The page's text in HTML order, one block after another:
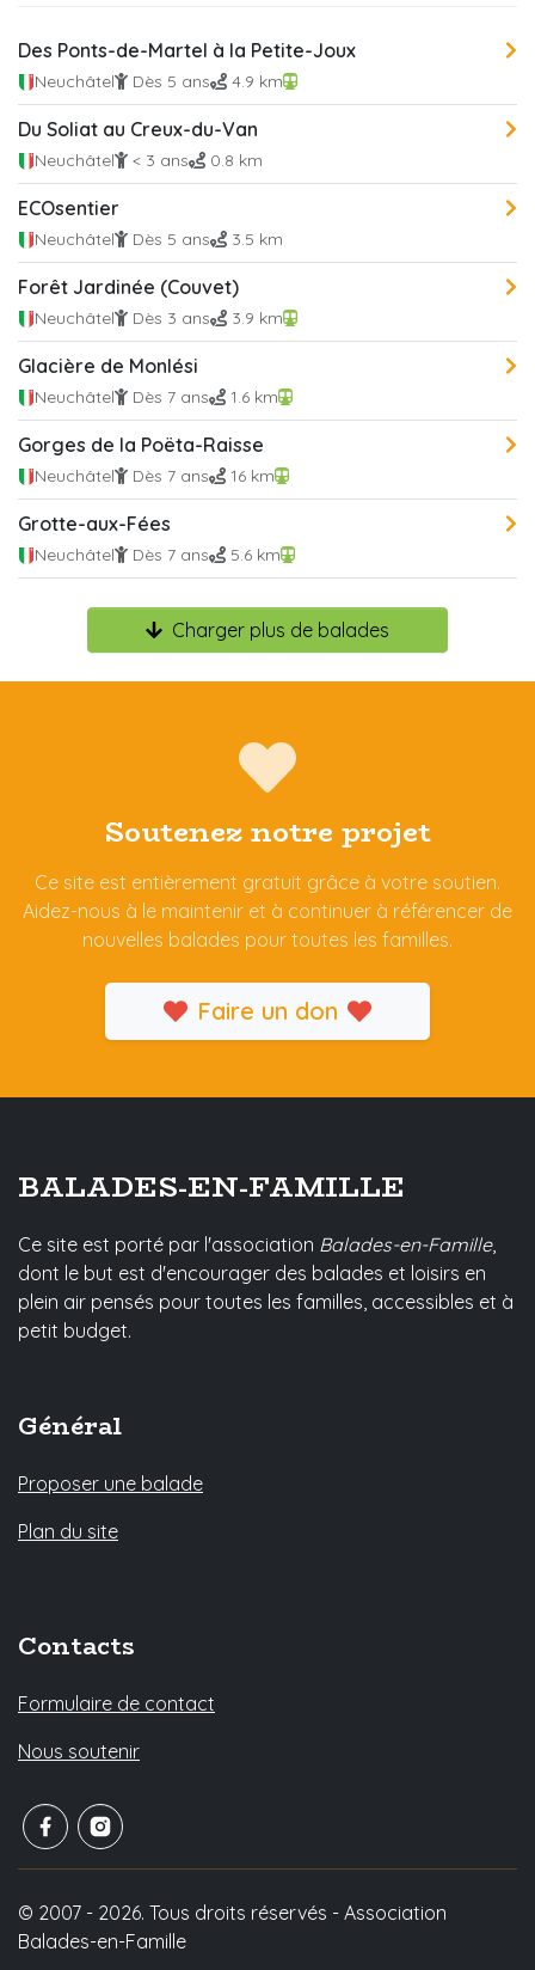
Des Ponts-de-Martel à la Petite-Joux
Neuchâtel Dès 5 ans 4.9 km
Du Soliat au Creux-du-Van
Neuchâtel < 3 ans 0.8 km
ECOsentier
Neuchâtel Dès 5 ans 3.5 km
Forêt Jardinée (Couvet)
Neuchâtel Dès 3 ans 3.9 km
Glacière de Monlési
Neuchâtel Dès 7 ans 1.6 km
Gorges de la Poëta-Raisse
Neuchâtel Dès 7 ans 16 km
Grotte-aux-Fées
Neuchâtel Dès 7 ans 5.6 km
Charger plus de balades
Soutenez notre projet
Ce site est entièrement gratuit grâce à votre soutien.
Aidez-nous à le maintenir et à continuer à référencer de
nouvelles balades pour toutes les familles.
Faire un don
BALADES-EN-FAMILLE
Ce site est porté par l'association Balades-en-Famille,
dont le but est d'encourager des balades et loisirs en
plein air pensés pour toutes les familles, accessibles et à
petit budget.
Général
Proposer une balade
Plan du site
Contacts
Formulaire de contact
Nous soutenir
© 2007 - 2026. Tous droits réservés - Association
Balades-en-Famille